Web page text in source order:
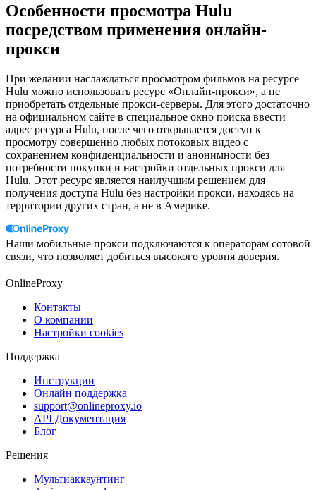
Особенности просмотра Hulu
посредством применения онлайн-
прокси
При желании наслаждаться просмотром фильмов на ресурсе
Hulu можно использовать ресурс «Онлайн-прокси», а не
приобретать отдельные прокси-серверы. Для этого достаточно
на официальном сайте в специальное окно поиска ввести
адрес ресурса Hulu, после чего открывается доступ к
просмотру совершенно любых потоковых видео с
сохранением конфиденциальности и анонимности без
потребности покупки и настройки отдельных прокси для
Hulu. Этот ресурс является наилучшим решением для
получения доступа Hulu без настройки прокси, находясь на
территории других стран, а не в Америке.
Наши мобильные прокси подключаются к операторам сотовой
связи, что позволяет добиться высокого уровня доверия.
OnlineProxy
Контакты
О компании
Настройки cookies
Поддержка
Инструкции
Онлайн поддержка
support@onlineproxy.io
API Документация
Блог
Решения
Мультиаккаунтинг